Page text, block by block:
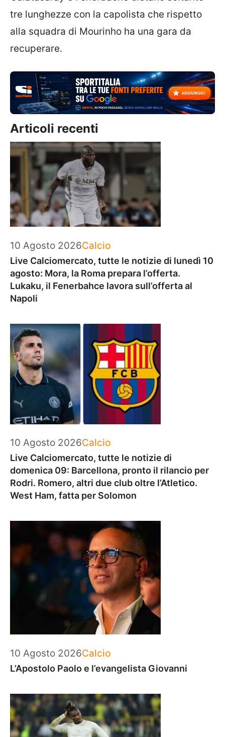
tre lunghezze con la capolista che rispetto
alla squadra di Mourinho ha una gara da
recuperare.
Articoli recenti
10 Agosto 2026Categorie
Calcio
Live Calciomercato, tutte le notizie di lunedì 10
agosto: Mora, la Roma prepara l’offerta.
Lukaku, il Fenerbahce lavora sull’offerta al
Napoli
10 Agosto 2026Categorie
Calcio
Live Calciomercato, tutte le notizie di
domenica 09: Barcellona, pronto il rilancio per
Rodri. Romero, altri due club oltre l’Atletico.
West Ham, fatta per Solomon
10 Agosto 2026Categorie
Calcio
L’Apostolo Paolo e l’evangelista Giovanni